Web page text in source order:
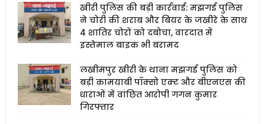
खीरी पुलिस की बड़ी कार्रवाई: मझगई पुलिस
ने चोरी की शराब और बियर के जखीरे के साथ
4 शातिर चोरों को दबोचा, वारदात में
इस्तेमाल बाइक भी बरामद
लखीमपुर खीरी के थाना मझगई पुलिस को
बड़ी कामयाबी पॉक्सो एक्ट और बीएनएस की
धाराओं में वांछित आरोपी गगन कुमार
गिरफ्तार